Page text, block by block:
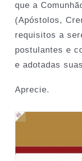
que a
(Apóstolos,
requisitos a
postulantes e
e adotadas
Aprecie.